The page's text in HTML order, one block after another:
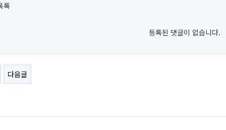
록
등록된 댓글이 없습니다.
다음글